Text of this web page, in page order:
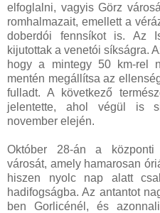
elfoglalni, vagyis Görz
romhalmazait, emellett a
doberdói fennsíkot is. Az
kijutottak a venetói síkságra.
hogy a mintegy 50 km-rel
mentén megállítsa az
fulladt. A következő
jelentette, ahol végül is
november elején.
Október 28-án a központi
városát, amely hamarosan
hiszen nyolc nap alatt
hadifogságba. Az antantot
ben Gorlicénél, és